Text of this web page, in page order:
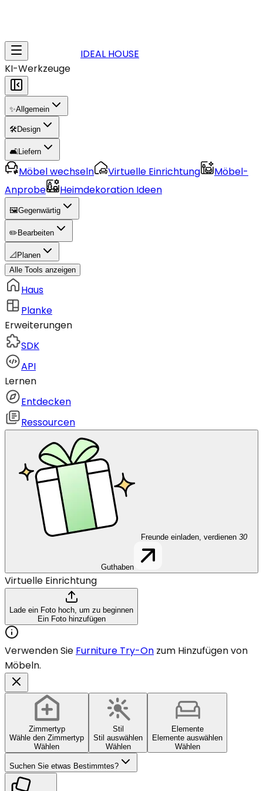
IDEAL HOUSE
KI-Werkzeuge
✨Allgemein
🛠️Design
🛋️Liefern
Möbel wechseln Virtuelle Einrichtung
Möbel-
Anprobe
Heimdekoration Ideen
🖼️Gegenwärtig
✏️ Bearbeiten
📐 Planen
Alle Tools anzeigen
Haus
Planke
Erweiterungen
SDK
API
Lernen
Entdecken
Ressourcen
Freunde einladen, verdienen 30
Guthaben
Virtuelle Einrichtung
Lade ein Foto hoch, um zu beginnen
Ein Foto hinzufügen
Verwenden Sie Furniture Try-On zum Hinzufügen von
Möbeln.
Zimmertyp
Wähle den Zimmertyp
Wählen
Stil
Stil auswählen
Wählen
Elemente
Elemente auswählen
Wählen
Suchen Sie etwas Bestimmtes?